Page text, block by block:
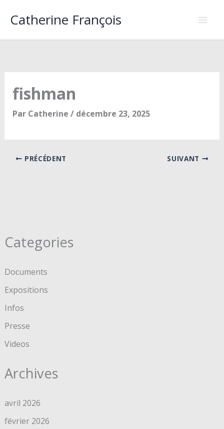
Catherine François
Categories
Documents
Expositions
Infos
Presse
Videos
Archives
avril 2026
février 2026
fishman
Par Catherine / décembre 23, 2025
PRÉCÉDENT SUIVANT